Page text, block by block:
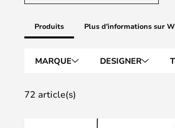
Produits Plus d'informations sur
MARQUE DESIGNER
72 article(s)